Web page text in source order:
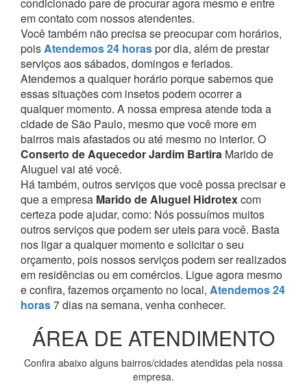
em contato com nossos atendentes.
Você também não precisa se preocupar com horários,
poisAtendemos 24 horaspor dia, além de prestar
serviços aos sábados, domingos e feriados.
Atendemos a qualquer horário porque sabemos que
essas situações com insetos podem ocorrer a
qualquer momento. A nossa empresa atende toda a
cidade de São Paulo, mesmo que você more em
bairros mais afastados ou até mesmo no interior. O
Conserto de Aquecedor Jardim Bartira Marido de
Aluguel vai até você.
Há também, outros serviços que você possa precisar e
que a empresa Marido de Aluguel Hidrotexcom
certeza pode ajudar, como: Nós possuímos muitos
outros serviços que podem ser uteis para você. Basta
nos ligar a qualquer momento e solicitar o seu
orçamento, pois nossos serviços podem ser realizados
em residências ou em comércios. Ligue agora mesmo
e confira, fazemos orçamento no local, Atendemos 24
horas7 dias na semana, venha conhecer.
ÁREA DE ATENDIMENTO
Confira abaixo alguns bairros/cidades atendidas pela nossa
empresa.